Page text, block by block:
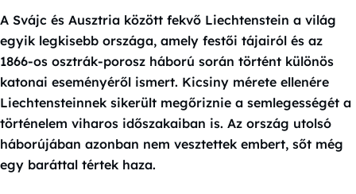
A Svájc és Ausztria között fekvő Liechtenstein a világ
egyik legkisebb országa, amely festői tájairól és az
1866-os osztrák-porosz háború során történt különös
katonai eseményéről ismert. Kicsiny mérete ellenére
Liechtensteinnek sikerült megőriznie a semlegességét a
történelem viharos időszakaiban is. Az ország utolsó
háborújában azonban nem vesztettek embert, sőt még
egy baráttal tértek haza.